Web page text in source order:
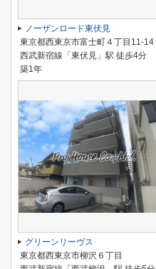
ノーザンロード東伏見
東京都西東京市富士町４丁目11-14
西武新宿線「東伏見」駅 徒歩4分
築1年
グリーンリーヴス
東京都西東京市柳沢６丁目